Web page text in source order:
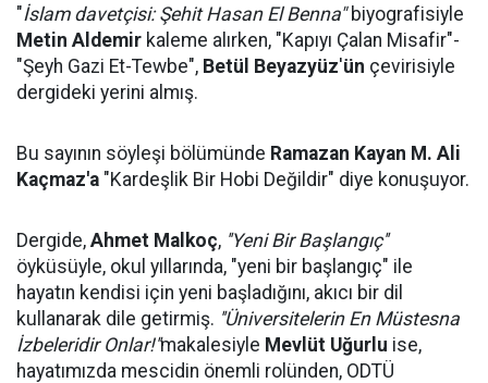
"İslam davetçisi: Şehit Hasan El Benna" biyografisiyle
Metin Aldemir kaleme alırken, "Kapıyı Çalan Misafir"-
"Şeyh Gazi Et-Tewbe", Betül Beyazyüz'ün çevirisiyle
dergideki yerini almış.
Bu sayının söyleşi bölümünde Ramazan Kayan M. Ali
Kaçmaz'a "Kardeşlik Bir Hobi Değildir" diye konuşuyor.
Dergide, Ahmet Malkoç, ''Yeni Bir Başlangıç''
öyküsüyle, okul yıllarında, "yeni bir başlangıç" ile
hayatın kendisi için yeni başladığını, akıcı bir dil
kullanarak dile getirmiş. ''Üniversitelerin En Müstesna
İzbeleridir Onlar!''makalesiyle Mevlüt Uğurlu ise,
hayatımızda mescidin önemli rolünden, ODTÜ